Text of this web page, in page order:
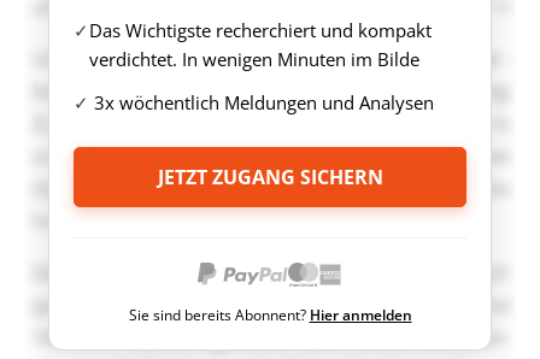
Das Wichtigste recherchiert und kompakt
verdichtet. In wenigen Minuten im Bilde
3x wöchentlich Meldungen und Analysen
JETZT ZUGANG SICHERN
Sie sind bereits Abonnent? Hier anmelden